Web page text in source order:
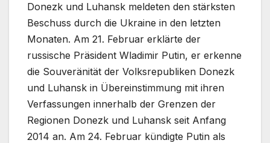
Donezk und Luhansk meldeten den stärksten
Beschuss durch die Ukraine in den letzten
Monaten. Am 21. Februar erklärte der
russische Präsident Wladimir Putin, er erkenne
die Souveränität der Volksrepubliken Donezk
und Luhansk in Übereinstimmung mit ihren
Verfassungen innerhalb der Grenzen der
Regionen Donezk und Luhansk seit Anfang
2014 an. Am 24. Februar kündigte Putin als